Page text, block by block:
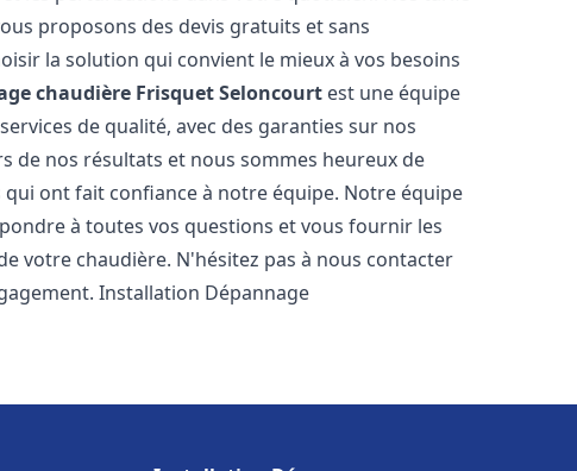
proposons des devis gratuits et sans
la solution qui convient le mieux à vos besoins
chaudière FrisquetSeloncourt est une équipe
de qualité, avec des garanties sur nos
de nos résultats et nous sommes heureux de
ont fait confiance à notre équipe. Notre équipe
à toutes vos questions et vous fournir les
votre chaudière. N'hésitez pas à nous contacter
Installation Dépannage